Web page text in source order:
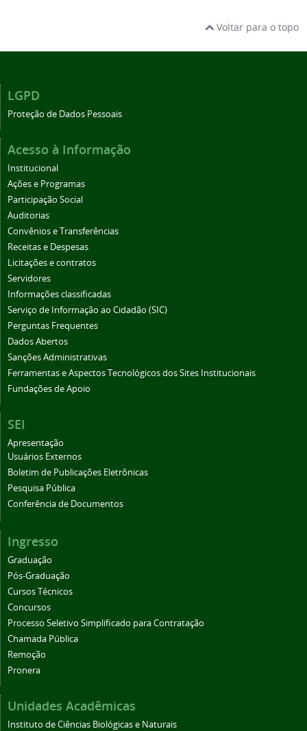
Voltar para o topo
LGPD
Proteção de Dados Pessoais
Acesso à Informação
Institucional
Ações e Programas
Participação Social
Auditorias
Convênios e Transferências
Receitas e Despesas
Licitações e contratos
Servidores
Informações classificadas
Serviço de Informação ao Cidadão (SIC)
Perguntas Frequentes
Dados Abertos
Sanções Administrativas
Ferramentas e Aspectos Tecnológicos dos Sites Institucionais
Fundações de Apoio
SEI
Apresentação
Usuários Externos
Boletim de Publicações Eletrônicas
Pesquisa Pública
Conferência de Documentos
Ingresso
Graduação
Pós-Graduação
Cursos Técnicos
Concursos
Processo Seletivo Simplificado para Contratação
Chamada Pública
Remoção
Pronera
Unidades Acadêmicas
Instituto de Ciências Biológicas e Naturais